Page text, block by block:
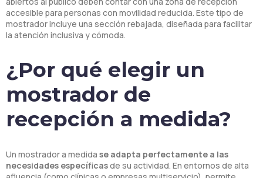
accesible para personas con movilidad reducida. Este tipo de
mostrador incluye una sección rebajada, diseñada para facilitar
la atención inclusiva y cómoda.
¿Por qué elegir un
mostrador de
recepción a medida?
Un mostrador a medida se adapta perfectamente a las
necesidades específicasde su actividad. En entornos de alta